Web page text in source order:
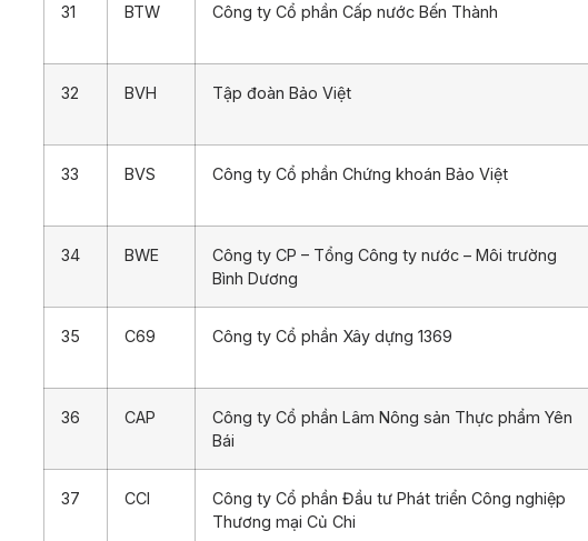
31 BTW Công ty Cổ phần Cấp nước Bến Thành
32 BVH Tập đoàn Bảo Việt
33 BVS Công ty Cổ phần Chứng khoán Bảo Việt
34 BWE
Công ty CP – Tổng Công ty nước – Môi trường
Bình Dương
35 C69 Công ty Cổ phần Xây dựng 1369
36 CAP
Công ty Cổ phần Lâm Nông sản Thực phẩm Yên
Bái
37 CCI
Công ty Cổ phần Đầu tư Phát triển Công nghiệp
Thương mại Củ Chi